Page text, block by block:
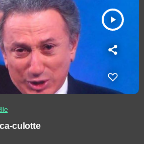
play_arrow
culotte